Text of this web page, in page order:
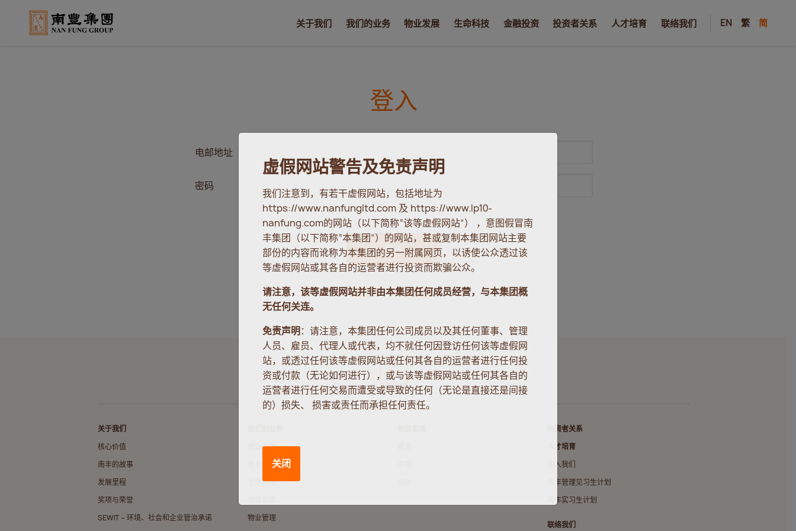
关于我们 我们的业务 物业发展 生命科技 金融投资 投资者关系 人才培育 联络我们 EN 繁 简
登入
电邮地址
密码
登入
注册 忘记密码？
关于我们
核心价值
南丰的故事
发展里程
奖项与荣誉
SEWIT – 环境、社会和企业管治承诺
物业发展
南丰纱厂
生命科技
物业管理
投资者关系
人才培育
加入我们
南丰管理见习生计划
南丰实习生计划
联络我们
虚假网站警告及免责声明
我们注意到，有若干虚假网站，包括地址为
https://www.nanfungltd.com 及 https://www.lp10-
nanfung.com的网站（以下简称“该等虚假网站”） ，意图假冒南
丰集团（以下简称“本集团”）的网站，甚或复制本集团网站主要
部份的内容而讹称为本集团的另一附属网页，以诱使公众透过该
等虚假网站或其各自的运营者进行投资而欺骗公众。
请注意，该等虚假网站并非由本集团任何成员经营，与本集团概
无任何关连。
免责声明：请注意，本集团任何公司成员以及其任何董事、管理
人员、雇员、代理人或代表，均不就任何因登访任何该等虚假网
站，或透过任何该等虚假网站或任何其各自的运营者进行任何投
资或付款（无论如何进行），或与该等虚假网站或任何其各自的
运营者进行任何交易而遭受或导致的任何（无论是直接还是间接
的）损失、 损害或责任而承担任何责任。
关闭